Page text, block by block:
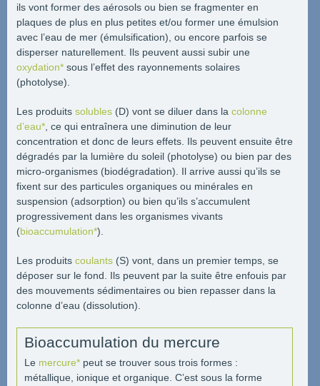
ils vont former des aérosols ou bien se fragmenter en
plaques de plus en plus petites et/ou former une émulsion
avec l’eau de mer (émulsification), ou encore parfois se
disperser naturellement. Ils peuvent aussi subir une
oxydation*sous l’effet des rayonnements solaires
(photolyse).
Les produits solubles(D) vont se diluer dans la colonne
d’eau*, ce qui entraînera une diminution de leur
concentration et donc de leurs effets. Ils peuvent ensuite être
dégradés par la lumière du soleil (photolyse) ou bien par des
micro-organismes (biodégradation). Il arrive aussi qu’ils se
fixent sur des particules organiques ou minérales en
suspension (adsorption) ou bien qu’ils s’accumulent
progressivement dans les organismes vivants
(bioaccumulation*).
Les produits coulants(S) vont, dans un premier temps, se
déposer sur le fond. Ils peuvent par la suite être enfouis par
des mouvements sédimentaires ou bien repasser dans la
colonne d’eau (dissolution).
Bioaccumulation du mercure
Le mercure*peut se trouver sous trois formes :
métallique, ionique et organique. C’est sous la forme